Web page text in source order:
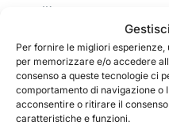
Per fornire le migliori
per memorizzare e/o accedere
consenso a queste tecnologie ci
comportamento di navigazione o
acconsentire o ritirare il
caratteristiche e funzioni.
all’esterno
Trasporti aerei sicuri
Utilizzo di veicoli
In poche parole non
merci domestiche e